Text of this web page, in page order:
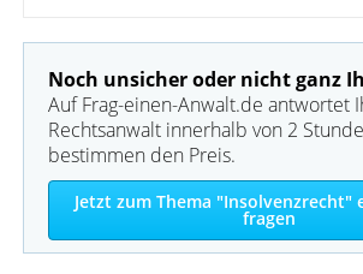
Noch unsicher oder nicht ganz
Auf Frag-einen-Anwalt.de antwortet
Rechtsanwalt innerhalb von 2
bestimmen den Preis.
Jetzt zum Thema "Insolvenzrecht"
fragen